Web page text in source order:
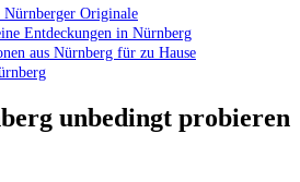
Nürnberger Originale
Entdeckungen in Nürnberg
aus Nürnberg für zu Hause
unbedingt probieren